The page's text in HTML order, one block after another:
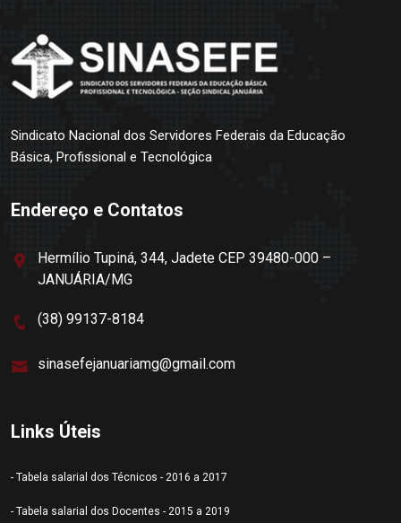
Sindicato Nacional dos Servidores Federais da Educação
Básica, Profissional e Tecnológica
Endereço e Contatos
Hermílio Tupiná, 344, Jadete CEP 39480-000 –
JANUÁRIA/MG
(38) 99137-8184
sinasefejanuariamg@gmail.com
Links Úteis
- Tabela salarial dos Técnicos - 2016 a 2017
- Tabela salarial dos Docentes - 2015 a 2019